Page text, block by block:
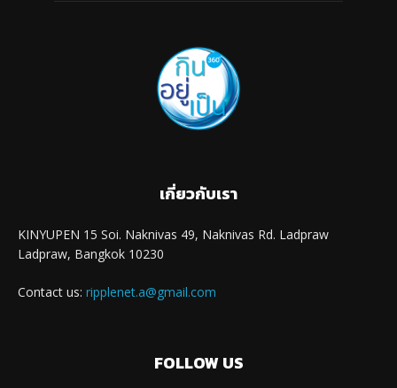
เกี่ยวกับเรา
KINYUPEN 15 Soi. Naknivas 49, Naknivas Rd. Ladpraw
Ladpraw, Bangkok 10230
Contact us: ripplenet.a@gmail.com
FOLLOW US